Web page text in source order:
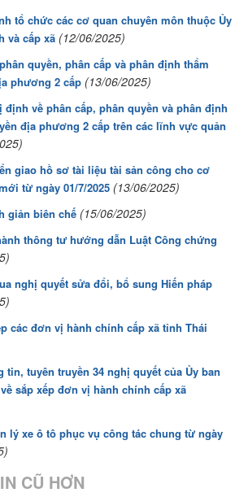
tổ chức các cơ quan chuyên môn thuộc Ủy
và cấp xã (12/06/2025)
quyền, phân cấp và phân định thẩm
phương 2 cấp (13/06/2025)
định về phân cấp, phân quyền và phân định
địa phương 2 cấp trên các lĩnh vực quản
giao hồ sơ tài liệu tài sản công cho cơ
từ ngày 01/7/2025 (13/06/2025)
giản biên chế (15/06/2025)
thông tư hướng dẫn Luật Công chứng
nghị quyết sửa đổi, bổ sung Hiến pháp
các đơn vị hành chính cấp xã tỉnh Thái
tin, tuyên truyền 34 nghị quyết của Ủy ban
sắp xếp đơn vị hành chính cấp xã
lý xe ô tô phục vụ công tác chung từ ngày
CŨ HƠN